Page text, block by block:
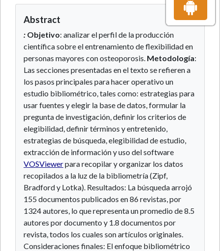
Abstract
: Objetivo: analizar el perfil de la producción
científica sobre el entrenamiento de flexibilidad en
personas mayores con osteoporosis. Metodología:
Las secciones presentadas en el texto se refieren a
los pasos principales para hacer operativo un
estudio bibliométrico, tales como: estrategias para
usar fuentes y elegir la base de datos, formular la
pregunta de investigación, definir los criterios de
elegibilidad, definir términos y entretenido,
estrategias de búsqueda, elegibilidad de estudio,
extracción de información y uso del software
VOSViewerpara recopilar y organizar los datos
recopilados a la luz de la bibliometría (Zipf,
Bradford y Lotka). Resultados: La búsqueda arrojó
155 documentos publicados en 86 revistas, por
1324 autores, lo que representa un promedio de 8.5
autores por documento y 1.8 documentos por
revista, todos los cuales son artículos originales.
Consideraciones finales: El enfoque bibliométrico